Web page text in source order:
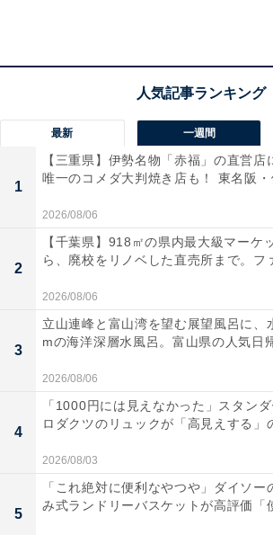
サケとお餅を焼いて一緒に食べる
「筑西市で塩引鮭とお餅を焼いて一緒
ります。筑西出身の知人から教わって
味しかったので毎年作っています。鮭
く合います。『しょーぴきもち』と言
はいろいろあるそうです。お歳暮にい
りを、お正月のお餅に合わせたのが始
が、諸説あるそうです（40代女性）」
塩引ザケとは、内臓を取り除いたサケ
1週間ほど置いた後で塩を抜き、数週
最新 一週間
1
【三重県】伊勢名物「赤福」の直営店
唯一のコメダ大判焼き店も！ 東名阪・
2026/08/06
2
【千葉県】918㎡の県内最大級マーケ
ら、廃校をリノベした直売所まで。フ
2026/08/06
3
立山連峰と富山湾を望む展望風呂に、
mの海洋深層水風呂。富山県の人気日
2026/08/06
4
「1000円には見えなかった」スタン
ロダクツのリュックが「高見えする」
2026/08/03
5
「これ絶対に便利なやつや」ダイソー
み式ランドリーバスケットが高評価「